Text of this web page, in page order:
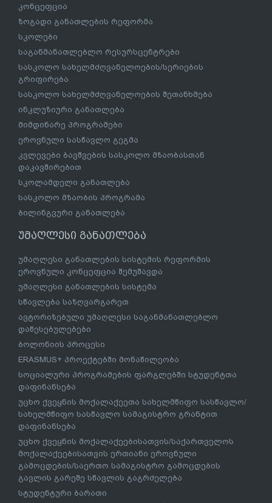
კონცეფცია
ზოგადი განათლების რეფორმა
სკოლები
საგანმანათლებლო რესურსცენტრები
სასკოლო სახელმძღვანელოების/სერიების
გრიფირება
სასკოლო სახელმძღვანელოების შეთანხმება
ინკლუზიური განათლება
მიმდინარე პროგრამები
ეროვნული სასწავლო გეგმა
კვლევები ბავშვების სასკოლო მზაობასთან
დაკავშირებით
სკოლამდელი განათლება
სასკოლო მზაობის პროგრამა
ბილინგვური განათლება
უმაღლესი განათლება
უმაღლესი განათლების სისტემის რეფორმის
ეროვნული კონცეფცია შემუშავდა
უმაღლესი განათლების სისტემა
სწავლება საზღვარგარეთ
ავტორიზებული უმაღლესი საგანმანათლებლო
დაწესებულებები
ბოლონიის პროცესი
ERASMUS+ პროექტებში მონაწილეობა
სოციალური პროგრამების ფარგლებში სტუდენტთა
დაფინანსება
უცხო ქვეყნის მოქალაქეეთა სახელმწიფო სასწავლო/
სახელმწიფო სასწავლო სამაგისტრო გრანტით
დაფინანსება
უცხო ქვეყნის მოქალაქეებისათვის/საქართველოს
მოქალაქეებისათვის ერთიანი ეროვნული
გამოცდების/საერთო სამაგისტრო გამოცდების
გავლის გარეშე სწავლის გაგრძელება
სტუდენტური ბარათი